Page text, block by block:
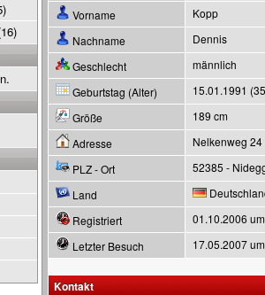
Vorname
Kopp
Nachname
Dennis
Geschlecht
männlich
Geburtstag (Alter)
15.01.1991
Größe
189 cm
Adresse
Nelkenweg 24
PLZ - Ort
52385 -
Land
Registriert
01.10.2006
Letzter Besuch
17.05.2007
Kontakt